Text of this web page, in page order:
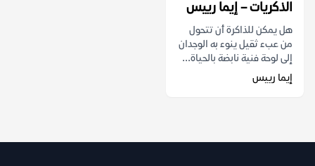
الذكريات – إيما رييس
هل يمكن للذاكرة أن تتحول
من عبء ثقيل ينوء به الوجدان
إلى لوحة فنية نابضة بالحياة...
إيما رييس